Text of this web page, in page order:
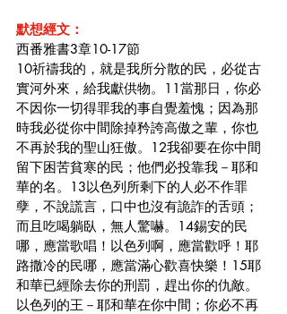
默想經文：
西番雅書3章10-17節
10祈禱我的，就是我所分散的民，必從古
實河外來，給我獻供物。11當那日，你必
不因你一切得罪我的事自覺羞愧；因為那
時我必從你中間除掉矜誇高傲之輩，你也
不再於我的聖山狂傲。12我卻要在你中間
留下困苦貧寒的民；他們必投靠我－耶和
華的名。13以色列所剩下的人必不作罪
孽，不說謊言，口中也沒有詭詐的舌頭；
而且吃喝躺臥，無人驚嚇。14錫安的民
哪，應當歌唱！以色列啊，應當歡呼！耶
路撒冷的民哪，應當滿心歡喜快樂！15耶
和華已經除去你的刑罰，趕出你的仇敵。
以色列的王－耶和華在你中間；你必不再